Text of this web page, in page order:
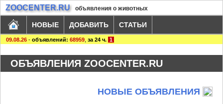
ZOOCENTER.RU объявления о животных
НОВЫЕ ДОБАВИТЬ СТАТЬИ
09.08.26 - объявлений: 68959 за 24 ч. 1
ОБЪЯВЛЕНИЯ ZOOCENTER.RU
НОВЫЕ ОБЪЯВЛЕНИЯ